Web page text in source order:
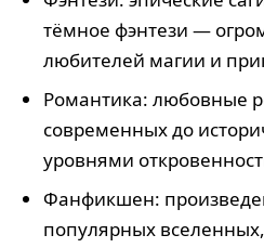
тёмное фэнтези —
любителей магии и
Романтика: любовные
современных до
уровнями
Фанфикшен:
популярных вселенных,